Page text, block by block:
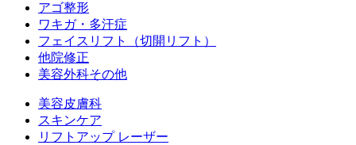
アゴ整形
ワキガ・多汗症
フェイスリフト（切開リフト）
他院修正
美容外科その他
美容皮膚科
スキンケア
リフトアップ レーザー